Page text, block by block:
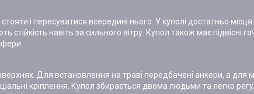
і пересуватися всередині нього. У куполі достатньо
стійкість навіть за сильного вітру. Купол також має підвісні
Для встановлення на траві передбачені анкери, а
кріплення. Купол збирається двома людьми та легко